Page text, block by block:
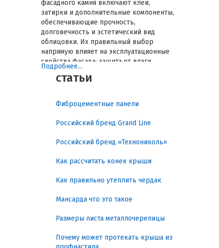
фасадного камня включают клеи,
затирки и дополнительные компоненты,
обеспечивающие прочность,
долговечность и эстетический вид
облицовки. Их правильный выбор
напрямую влияет на эксплуатационные
свойства фасада: защита от влаги,
устойчивость к климатическим
воздействиям, сохранение цвета и
материалов, ключевые параметры,
нормативы и практические
рекомендации, чтобы упростить
решений.
Гарантированная
прочность, устойчивость и
материалов — поддерживать
камня. Практическая польза выражается
Подробнее...
статьи
Фиброцементные панели
Российский бренд Grand Line
Российский бренд «Технониколь»
Как рассчитать конек крыши
Как правильно утеплить чердак
Мансарда что это такое
Размеры листа металлочерепицы
Почему может протекать крыша из